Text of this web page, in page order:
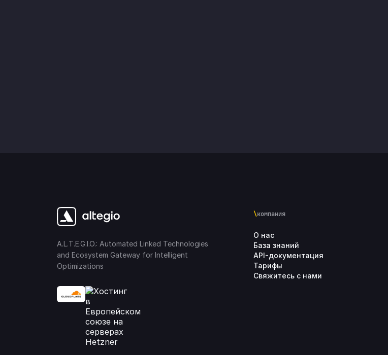
A.L.T.E.G.I.O.: Automated Linked Technologies
and Ecosystem Gateway for Intelligent
Optimizations
\компания
О нас
База знаний
API-документация
Тарифы
Свяжитесь с нами